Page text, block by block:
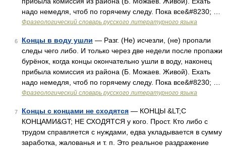
надо немедля, чтоб по горячему следу. Пока все&#8230; …
Фразеологический словарь русского литературного языка
6 Концы в воду ушли — Разг. (Не) исчезли, (не) пропали
следы чего либо. И только через две недели после пропажи
бурёнок, когда концы окончательно ушли в воду, наконец
прибыла комиссия из района (Б. Можаев. Живой). Ехать
надо немедля, чтоб по горячему следу. Пока все&#8230; …
Фразеологический словарь русского литературного языка
7 Концы с концами не сходятся — КОНЦЫ &LT;С
КОНЦАМИ&GT; НЕ СХОДЯТСЯ у кого. Прост. Кто либо с
трудом справляется с нуждами, едва укладывается в сумму
заработка, жалованья и т. п. Это реальное раздражение